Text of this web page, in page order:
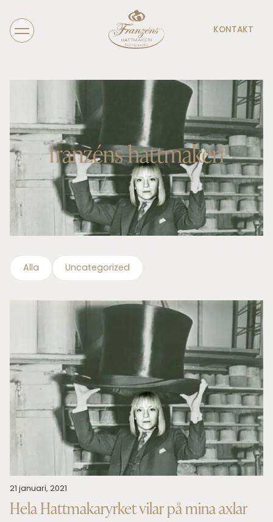
KONTAKT
franzéns hattmakeri
Alla Uncategorized
21 januari, 2021
Hela Hattmakaryrket vilar på mina axlar